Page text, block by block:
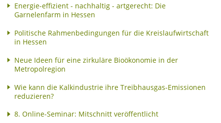
Energie-effizient - nachhaltig - artgerecht: Die
Garnelenfarm in Hessen
Politische Rahmenbedingungen für die Kreislaufwirtschaft
in Hessen
Neue Ideen für eine zirkuläre Bioökonomie in der
Metropolregion
Wie kann die Kalkindustrie ihre Treibhausgas-Emissionen
reduzieren?
8. Online-Seminar: Mitschnitt veröffentlicht